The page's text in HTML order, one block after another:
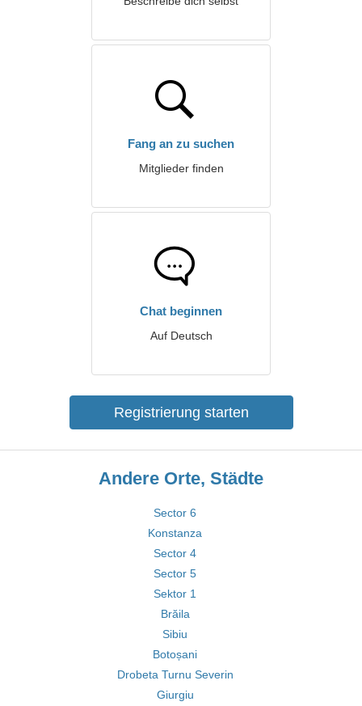
Fang an zu suchen
Mitglieder finden
Chat beginnen
Auf Deutsch
Registrierung starten
Andere Orte, Städte
Sector 6
Konstanza
Sector 4
Sector 5
Sektor 1
Brăila
Sibiu
Botoșani
Drobeta Turnu Severin
Giurgiu